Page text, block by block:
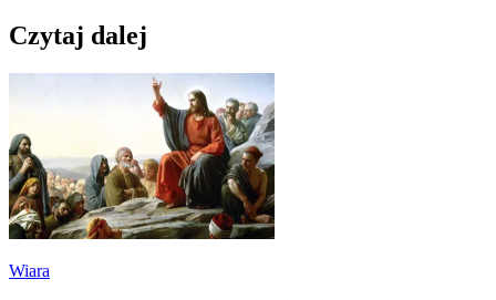
Czytaj dalej
Wiara